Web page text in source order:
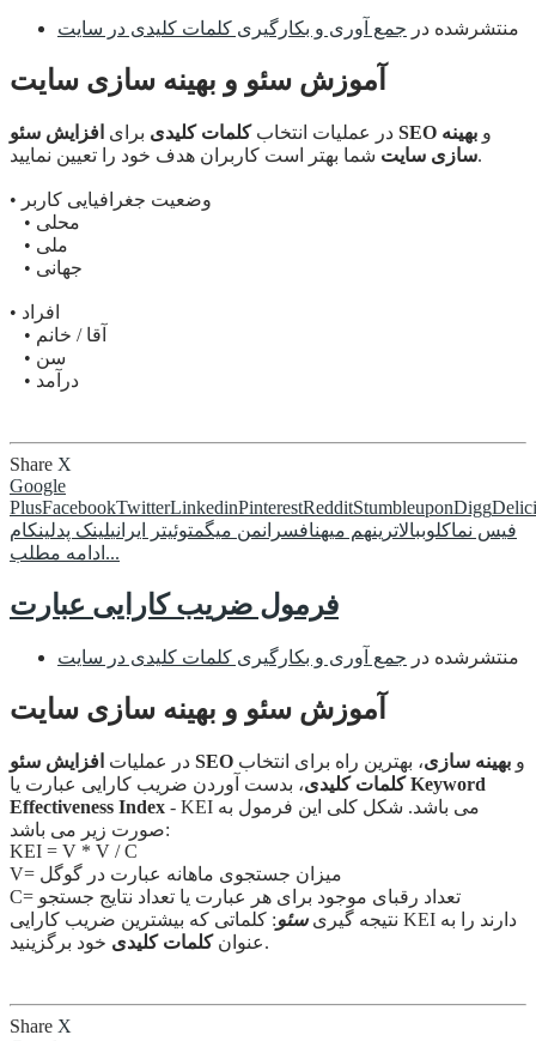
منتشرشده در جمع آوری و بکارگیری کلمات کلیدی در سایت
آموزش سئو و بهینه سازی سایت
در عملیات انتخابکلمات کلیدی برای افزایش سئو SEO و بهینه
سازی سایتشما بهتر است کاربران هدف خود را تعیین نمایید.
• وضعیت جغرافیایی کاربر
• محلی
• ملی
• جهانی
• افراد
• آقا / خانم
• سن
• درآمد
Share X
Google
PlusFacebookTwitterLinkedinPinterestRedditStumbleuponDigg
فیس نماکلوببالاترینهم میهنافسرانمن میگمتوئیتر ایرانیلینک پدلینکام
ادامه مطلب...
فرمول ضریب کارایی عبارت
منتشرشده در جمع آوری و بکارگیری کلمات کلیدی در سایت
آموزش سئو و بهینه سازی سایت
در عملیات افزایش سئو SEO و بهینه سازی، بهترین راه برای انتخاب
کلمات کلیدی، بدست آوردن ضریب کارایی عبارت یاKeyword
Effectiveness Index - KEI می باشد. شکل کلی این فرمول به
صورت زیر می باشد:
KEI = V * V / C
V= میزان جستجوی ماهانه عبارت در گوگل
C= تعداد رقبای موجود برای هر عبارت یا تعداد نتایج جستجو
نتیجه گیریسئو: کلماتی که بیشترین ضریب کارایی KEI دارند را به
عنوانکلمات کلیدی خود برگزینید.
Share X